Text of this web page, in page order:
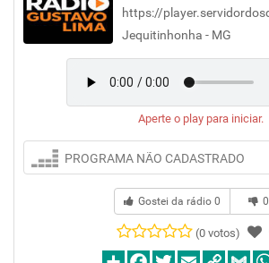
Jequitinhonha - MG
Aperte o play para iniciar.
PROGRAMA NÃO CADASTRADO
Gostei da rádio 0 0
(0 votos)